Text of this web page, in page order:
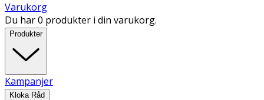
Varukorg
Du har 0 produkter i din varukorg.
Produkter
Kampanjer
Kloka Råd